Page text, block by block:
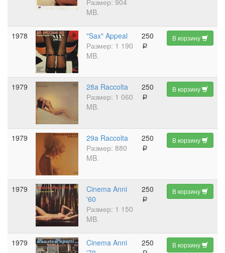
Размер: 904
MB.
1978
"Sax" Appeal
Размер: 1 190
MB.
250
a
В корзину
1979
28a Raccolta
Размер: 1 060
MB.
250
a
В корзину
1979
29a Raccolta
Размер: 880
MB.
250
a
В корзину
1979
Cinema Anni
'60
Размер: 1 150
MB.
250
a
В корзину
1979
Cinema Anni
250 В корзину